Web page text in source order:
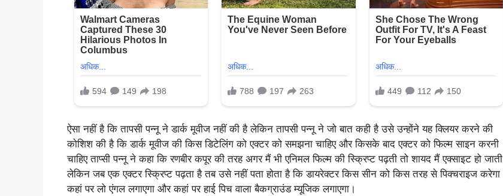
ऐसा नहीं है कि तापसी पन्नू ने डार्क मूवीज नहीं की है लेकिन तापसी पन्नू ने जो बात कही है उसे उन्होंने यह क्लियर करने की
कोशिश की है कि डार्क मूवीज की किस डिटेलिंग को एक्टर को समझना चाहिए और किसके बाद एक्टर को फिल्म साइन करनी
चाहिए ताप्सी पन्नू ने कहा कि रणबीर कपूर की तरह अगर मैं भी एनिमल फिल्म की स्क्रिप्ट पढ़ती तो शायद मैं एक्साइट हो जाती
लेकिन जब एक एक्टर स्क्रिप्ट पढ़ता है तब उसे नहीं पता होता है कि डायरेक्टर किस सीन को किस तरह से पिक्चराइज करेगा
कहां पर लो एंगल लगाएगा और कहां पर हाई पिच वाला बैकग्राउंड म्यूजिक लगाएगा।